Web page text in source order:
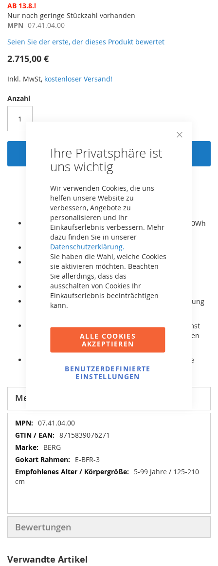
Ihre Privatsphäre ist
uns wichtig
Wir verwenden Cookies, die uns
helfen unsere Website zu
verbessern, Angebote zu
personalisieren und Ihr
Einkaufserlebnis verbessern. Mehr
dazu finden Sie in unserer
Datenschutzerklärung.
Sie haben die Wahl, welche Cookies
sie aktivieren möchten. Beachten
Sie allerdings, dass das
ausschalten von Cookies Ihr
Einkaufserlebnis beeinträchtigen
kann.
ALLE COOKIES
AKZEPTIEREN
BENUTZERDEFINIERTE
EINSTELLUNGEN
Anfang
der
Bildergalerie
AB 13.8.!
Nur noch geringe Stückzahl vorhanden
MPN 07.41.04.00
Seien Sie der erste, der dieses Produkt bewertet
2.715,00 €
Inkl. MwSt, kostenloser Versand!
Anzahl
In den Warenkorb
Ausgestattet mit einem 250W Elektromotor und 240Wh
Akku zur Tretunterstützung.
Mit 3-Gang-Schaltung.
Der BERG XXL ist für Kinder und Erwachsene ab 5
Jahren bzw. Körpergröße 125-210cm geeignet.
Er wächst mit dank verstellbarem Sitz.
Sehr robuster Rahmen, auch für gewerbliche Nutzung
geeignet.
Mit dem BFR System kann mit den Pedalen gebremst
werden und nach dem Stillstand rückwärts gefahren
Er ist mit komfortablen Luftreifen und Pendelachse
ausgestattet.
Mehr Informationen
Mehr
Informationen
07.41.04.00
8715839076271
BERG
E-BFR-3
5-99 Jahre / 125-210
cm
Bewertungen
Verwandte Artikel